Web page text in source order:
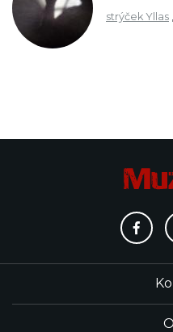
strýček Yllas ,